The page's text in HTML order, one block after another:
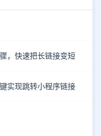
，快速把长链接变短
实现跳转小程序链接